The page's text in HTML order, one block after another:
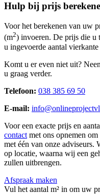
Hulp bij prijs
Voor het berekenen van uw
(m2) invoeren. De prijs die u
u ingevoerde aantal vierkante
Komt u er even niet uit?
u graag verder.
Telefoon: 038 385 69 50
E-mail:
Voor een exacte prijs en
contact met ons opnemen
met één van onze adviseurs.
op locatie, waarna wij een
zullen uitbrengen.
Afspraak maken
Vul het aantal m² in om uw